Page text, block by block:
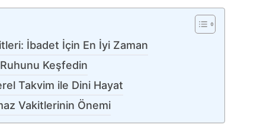
İbadet İçin En İyi Zaman
Keşfedin
Takvim ile Dini Hayat
Vakitlerinin Önemi